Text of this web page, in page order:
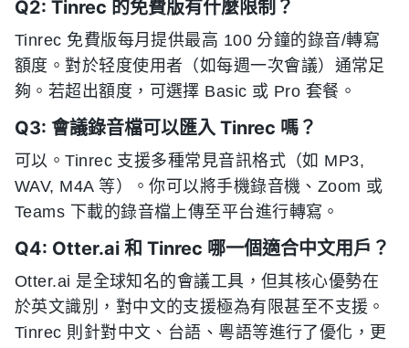
Q2: Tinrec 的免費版有什麼限制？
Tinrec 免費版每月提供最高 100 分鐘的錄音/轉寫
額度。對於轻度使用者（如每週一次會議）通常足
夠。若超出額度，可選擇 Basic 或 Pro 套餐。
Q3: 會議錄音檔可以匯入 Tinrec 嗎？
可以。Tinrec 支援多種常見音訊格式（如 MP3,
WAV, M4A 等）。你可以將手機錄音機、Zoom 或
Teams 下載的錄音檔上傳至平台進行轉寫。
Q4: Otter.ai 和 Tinrec 哪一個適合中文用戶？
Otter.ai 是全球知名的會議工具，但其核心優勢在
於英文識別，對中文的支援極為有限甚至不支援。
Tinrec 則針對中文、台語、粵語等進行了優化，更